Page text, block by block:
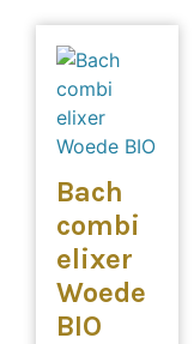
Bach
combi
elixer
Woede
BIO